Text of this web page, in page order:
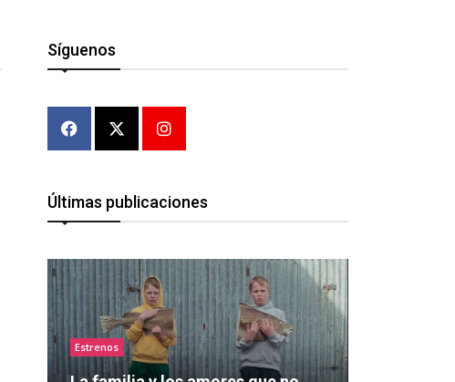
Síguenos
Últimas publicaciones
Estrenos